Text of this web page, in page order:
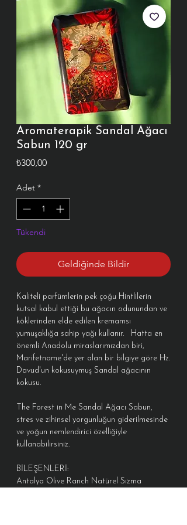
Aromaterapik Sandal Ağacı
Sabun 120 gr
₺300,00Fiyat
Adet *
Tükendi
Geldiğinde Bildir
Kaliteli parfümlerin pek çoğu Hintlilerin
kutsal kabul ettiği bu ağacın odunundan ve
köklerinden elde edilen kremamsı
yumuşaklığa sahip yağı kullanır. Hatta en
önemli Anadolu miraslarımızdan biri,
Marifetname'de yer alan bir bilgiye göre Hz.
Davud'un kokusuymuş Sandal ağacının
kokusu.
The Forest in Me Sandal Ağacı Sabun,
stres ve zihinsel yorgunluğun giderilmesinde
ve yoğun nemlendirici özelliğiyle
kullanabilirsiniz.
BİLEŞENLERİ:
Antalya Olive Ranch Natürel Sızma